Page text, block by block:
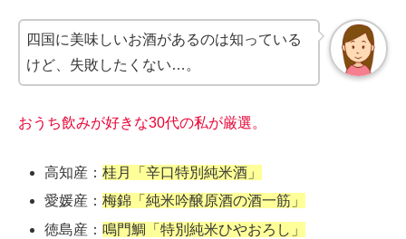
四国に美味しいお酒があるのは知っている
けど、失敗したくない…。
おうち飲みが好きな30代の私が厳選。
高知産：桂月「辛口特別純米酒」
愛媛産：梅錦「純米吟醸原酒の酒一筋」
徳島産：鳴門鯛「特別純米ひやおろし」